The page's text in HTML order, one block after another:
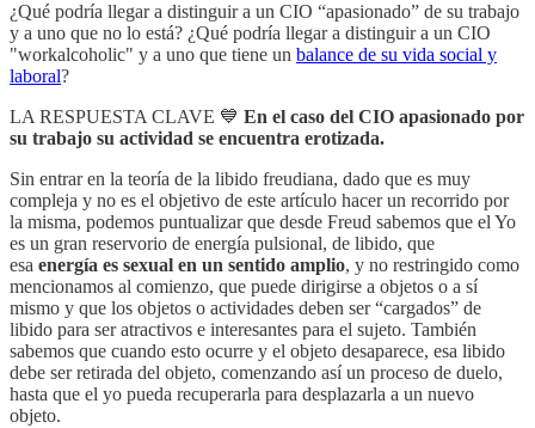
¿Qué podría llegar a distinguir a un CIO “apasionado” de su trabajo
y a uno que no lo está? ¿Qué podría llegar a distinguir a un CIO
"workalcoholic" y a uno que tiene un balance de su vida social y
laboral?
LA RESPUESTA CLAVE 💙 En el caso del CIO apasionado por
su trabajo su actividad se encuentra erotizada.
Sin entrar en la teoría de la libido freudiana, dado que es muy
compleja y no es el objetivo de este artículo hacer un recorrido por
la misma, podemos puntualizar que desde Freud sabemos que el Yo
es un gran reservorio de energía pulsional, de libido, que
esa energía es sexual en un sentido amplio, y no restringido como
mencionamos al comienzo, que puede dirigirse a objetos o a sí
mismo y que los objetos o actividades deben ser “cargados” de
libido para ser atractivos e interesantes para el sujeto. También
sabemos que cuando esto ocurre y el objeto desaparece, esa libido
debe ser retirada del objeto, comenzando así un proceso de duelo,
hasta que el yo pueda recuperarla para desplazarla a un nuevo
objeto.